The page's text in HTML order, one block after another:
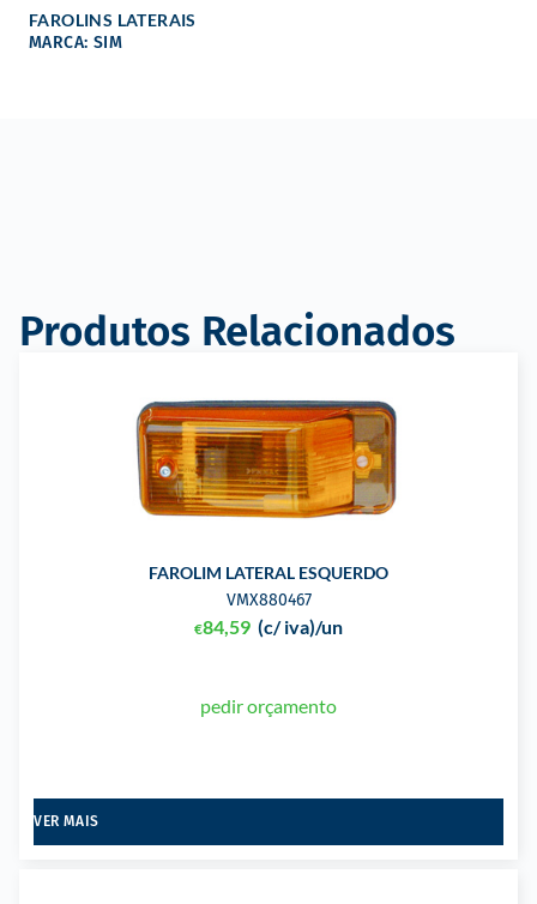
FAROLINS LATERAIS
MARCA: SIM
Produtos Relacionados
FAROLIM LATERAL ESQUERDO
VMX880467
€84,59 (c/ iva)/un
pedir orçamento
VER MAIS